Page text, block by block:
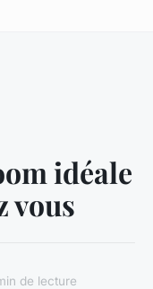
idéale
vous
de lecture